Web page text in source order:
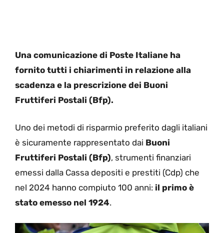
Una comunicazione di Poste Italiane ha
fornito tutti i chiarimenti in relazione alla
scadenza e la prescrizione dei Buoni
Fruttiferi Postali (Bfp).
Uno dei metodi di risparmio preferito dagli italiani
è sicuramente rappresentato dai Buoni
Fruttiferi Postali (Bfp), strumenti finanziari
emessi dalla Cassa depositi e prestiti (Cdp) che
nel 2024 hanno compiuto 100 anni: il primo è
stato emesso nel 1924.